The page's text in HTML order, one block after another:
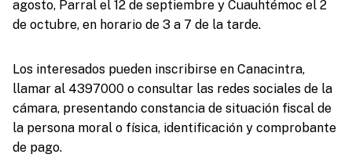
agosto, Parral el 12 de septiembre y Cuauhtémoc el 2
de octubre, en horario de 3 a 7 de la tarde.
Los interesados pueden inscribirse en Canacintra,
llamar al 4397000 o consultar las redes sociales de la
cámara, presentando constancia de situación fiscal de
la persona moral o física, identificación y comprobante
de pago.